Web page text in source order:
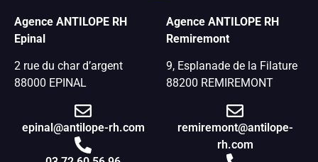
Agence ANTILOPE RH
Epinal
2 rue du char d’argent
88000 EPINAL
epinal@antilope-rh.com
Agence ANTILOPE RH
Remiremont
9, Esplanade de la Filature
88200 REMIREMONT
remiremont@antilope-
rh.com